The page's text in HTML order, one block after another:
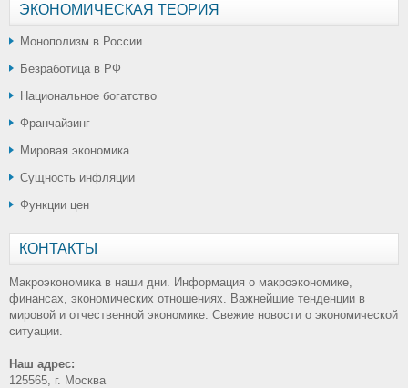
ЭКОНОМИЧЕСКАЯ ТЕОРИЯ
Монополизм в России
Безработица в РФ
Национальное богатство
Франчайзинг
Мировая экономика
Сущность инфляции
Функции цен
КОНТАКТЫ
Макроэкономика в наши дни. Информация о макроэкономике,
финансах, экономических отношениях. Важнейшие тенденции в
мировой и отчественной экономике. Свежие новости о экономической
ситуации.
Наш адрес:
125565, г. Москва